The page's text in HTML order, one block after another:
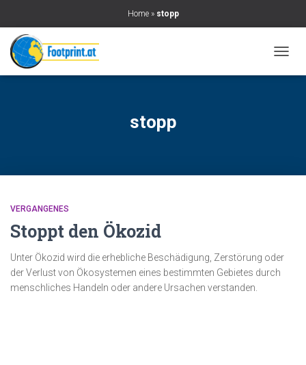
Home» stopp
stopp
VERGANGENES
Stoppt den Ökozid
Unter Ökozid wird die erhebliche Beschädigung, Zerstörung oder
der Verlust von Ökosystemen eines bestimmten Gebietes durch
menschliches Handeln oder andere Ursachen verstanden.